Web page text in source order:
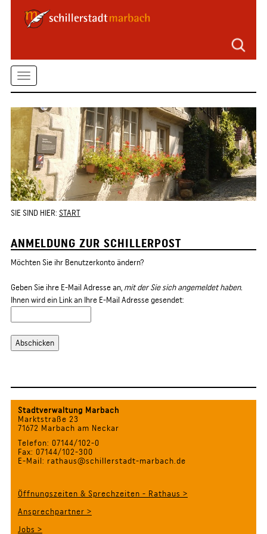
Seitenbereiche
springen
Zum
Inhalt
springen
Kontaktformular
springen
Startseite
springen
Toggle
SIE SIND HIER: START
ANMELDUNG ZUR SCHILLERPOST
Möchten Sie ihr Benutzerkonto ändern?
Geben Sie ihre E-Mail Adresse an, mit der Sie sich angemeldet haben.
Ihnen wird ein Link an Ihre E-Mail Adresse gesendet:
Stadtverwaltung Marbach
Marktstraße 23
71672 Marbach am Neckar
Telefon: 07144/102-0
Fax: 07144/102-300
E-Mail: rathaus@schillerstadt-marbach.de
Öffnungszeiten & Sprechzeiten - Rathaus >
Ansprechpartner >
Jobs >